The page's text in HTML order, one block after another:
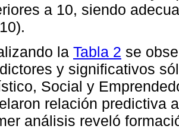
a 10, siendo
la Tabla 2 se
y significativos
Social y
relación predictiva
análisis reveló